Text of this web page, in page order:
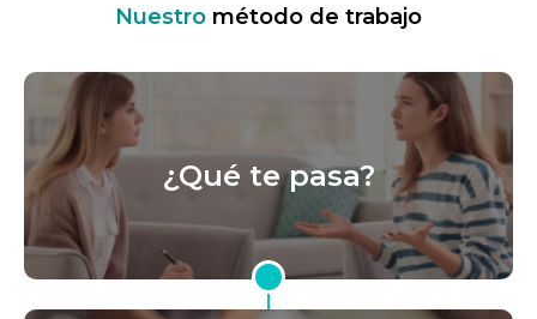
Nuestro método de trabajo
¿Qué te pasa?